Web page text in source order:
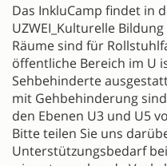
Das InkluCamp findet in
UZWEI_Kulturelle
Räume sind für
öffentliche Bereich im U
Sehbehinderte
mit Gehbehinderung
den Ebenen U3 und U5
Bitte teilen Sie uns
Unterstützungsbedarf